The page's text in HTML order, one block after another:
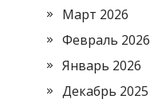
Март 2026
Февраль 2026
Январь 2026
Декабрь 2025